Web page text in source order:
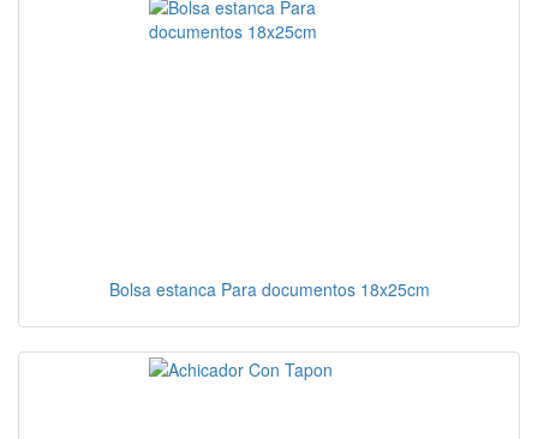
Bolsa estanca Para documentos 18x25cm